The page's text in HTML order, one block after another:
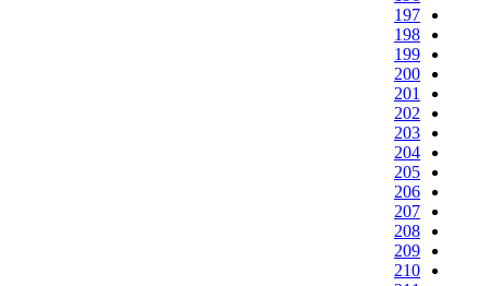
197
198
199
200
201
202
203
204
205
206
207
208
209
210